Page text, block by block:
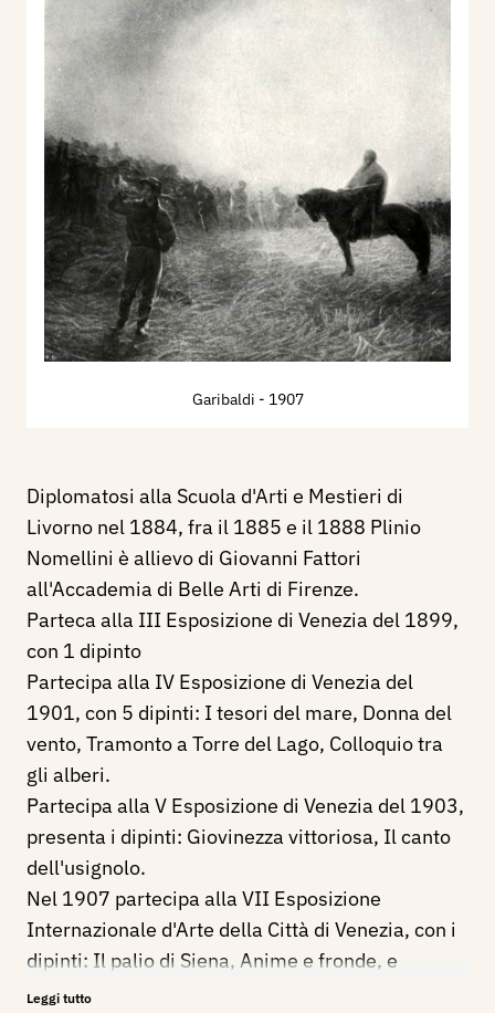
Garibaldi - 1907
Diplomatosi alla Scuola d'Arti e Mestieri di
Livorno nel 1884, fra il 1885 e il 1888 Plinio
Nomellini è allievo di Giovanni Fattori
all'Accademia di Belle Arti di Firenze.
Parteca alla III Esposizione di Venezia del 1899,
con 1 dipinto
Partecipa alla IV Esposizione di Venezia del
1901, con 5 dipinti: I tesori del mare, Donna del
vento, Tramonto a Torre del Lago, Colloquio tra
gli alberi.
Partecipa alla V Esposizione di Venezia del 1903,
presenta i dipinti: Giovinezza vittoriosa, Il canto
dell'usignolo.
Nel 1907 partecipa alla VII Esposizione
Internazionale d'Arte della Città di Venezia, con i
dipinti: Il palio di Siena, Anime e fronde, e
Garibaldi.
Leggi tutto